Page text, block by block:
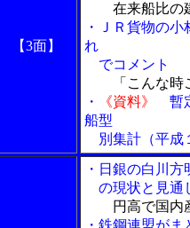
【3面】
在来船比の
・ＪＲ貨物の
れ
でコメント
「こんな時
・
《資料》
暫
船型
別集計（平成
・日銀の白川
の現状と見通
円高で国内
・鉄鋼連盟が